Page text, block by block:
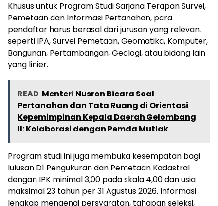
Khusus untuk Program Studi Sarjana Terapan Survei,
Pemetaan dan Informasi Pertanahan, para
pendaftar harus berasal dari jurusan yang relevan,
seperti IPA, Survei Pemetaan, Geomatika, Komputer,
Bangunan, Pertambangan, Geologi, atau bidang lain
yang linier.
READ Menteri Nusron Bicara Soal
Pertanahan dan Tata Ruang di Orientasi
Kepemimpinan Kepala Daerah Gelombang
II: Kolaborasi dengan Pemda Mutlak
Program studi ini juga membuka kesempatan bagi
lulusan D1 Pengukuran dan Pemetaan Kadastral
dengan IPK minimal 3,00 pada skala 4,00 dan usia
maksimal 23 tahun per 31 Agustus 2026. Informasi
lengkap mengenai persyaratan, tahapan seleksi,